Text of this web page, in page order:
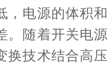
，电源的体积
。随着开关电
换技术结合高